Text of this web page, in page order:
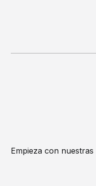
Empieza con nuestras